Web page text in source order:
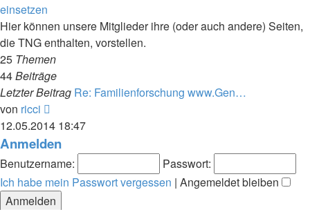
einsetzen
Hier können unsere Mitglieder ihre (oder auch andere) Seiten,
die TNG enthalten, vorstellen.
25 Themen
44Beiträge
Letzter Beitrag Re: Familienforschung www.Gen…
von ricci
Beitrag
12.05.2014 18:47
Anmelden
Benutzername:
Passwort:
Ich habe mein Passwort vergessen | Angemeldet bleiben